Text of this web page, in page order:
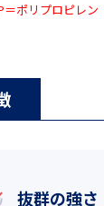
ポリプロピレン
抜群の強さ